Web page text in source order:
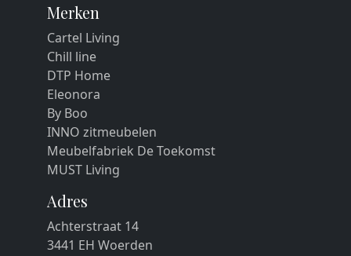
Merken
Cartel Living
Chill line
DTP Home
Eleonora
By Boo
INNO zitmeubelen
Meubelfabriek De Toekomst
MUST Living
Adres
Achterstraat 14
3441 EH Woerden